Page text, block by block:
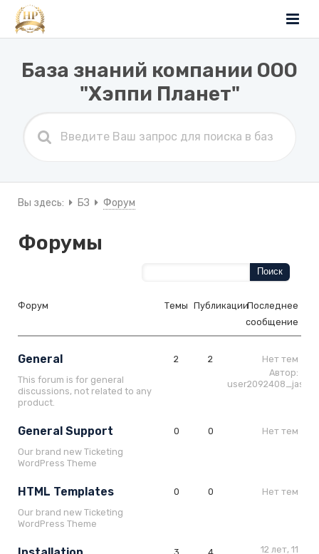
База знаний компании ООО
"Хэппи Планет"
Вы здесь: БЗ Форум
Форумы
Форум Темы ПубликацииПоследнее
сообщение
General
This forum is for general
discussions, not related to any
product.
2 2
Нет тем
Автор:
General Support
Our brand new Ticketing
WordPress Theme
0 0 Нет тем
HTML Templates
Our brand new Ticketing
WordPress Theme
0 0 Нет тем
12 лет, 11